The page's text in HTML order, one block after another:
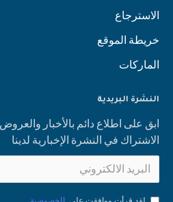
الاسترجاع
خريطة الموقع
الماركات
النشرة البريدية
ابق على اطلاع دائم بالأخبار
الاشتراك في النشرة الإخبارية لدينا